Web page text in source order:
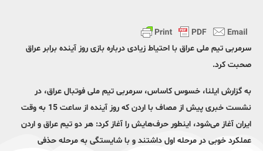
سرمربی تیم ملی عراق با احتیاط زیادی درباره بازی روز آینده برابر عراق
صحبت کرد.
به گزارش ایلنا، خسوس کاساس، سرمربی تیم ملی فوتبال عراق، در
نشست خبری پیش از مصاف با اردن که روز آینده از ساعت 15 به وقت
ایران آغاز می‌شود، اینطور حرف‌هایش را آغاز کرد: هر دو تیم عراق و اردن
عملکرد خوبی در مرحله اول داشتند و با شایستگی به مرحله حذفی